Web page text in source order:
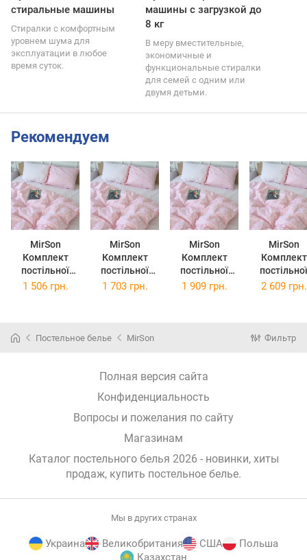
стиральные машины
Стиралки с комфортным
уровнем шума для
эксплуатации в любое
время суток.
машины с загрузкой до
8 кг
В меру вместительные,
экономичные и
функциональные стиралки
для семей с одним или
двумя детьми.
Рекомендуем
MirSon
Комплект
постільної
білизни
Grenoble Бязь
MirSon
Комплект
постільної
білизни
Grenoble Бязь
MirSon
Комплект
постільної
білизни Євро
MirSon
Комплект
постільної
білизни
Grenoble
1 506 грн. 1 703 грн. 1 909 грн. 2 609 грн.
Постельное белье MirSon Фильтр
Полная версия сайта
Конфиденциальность
Вопросы и пожелания по сайту
Магазинам
Каталог постельного белья 2026 - новинки, хиты
продаж, купить постельное белье.
Мы в других странах
Украина Великобритания США
Польша
Казахстан